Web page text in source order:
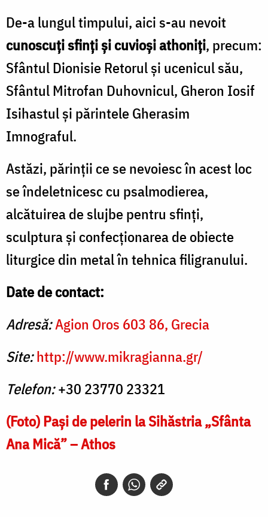
De-a lungul timpului, aici s-au nevoit
cunoscuţi sfinţi şi cuvioşi athoniţi, precum:
Sfântul Dionisie Retorul şi ucenicul său,
Sfântul Mitrofan Duhovnicul, Gheron Iosif
Isihastul şi părintele Gherasim
Imnograful.
Astăzi, părinţii ce se nevoiesc în acest loc
se îndeletnicesc cu psalmodierea,
alcătuirea de slujbe pentru sfinţi,
sculptura şi confecţionarea de obiecte
liturgice din metal în tehnica filigranului.
Date de contact:
Adresă:Agion Oros 603 86, Grecia
Site:http://www.mikragianna.gr/
Telefon:+30 23770 23321
(Foto) Paşi de pelerin la Sihăstria „Sfânta
Ana Mică” – Athos